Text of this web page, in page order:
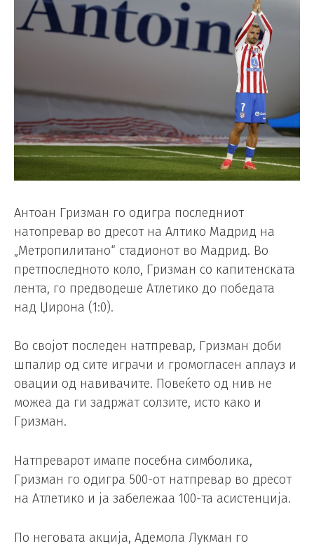
Антоан Гризман го одигра последниот
натопревар во дресот на Алтико Мадрид на
„Метропилитано“ стадионот во Мадрид. Во
претпоследното коло, Гризман со капитенската
лента, го предводеше Атлетико до победата
над Џирона (1:0).
Во својот последен натпревар, Гризман доби
шпалир од сите играчи и громогласен аплауз и
овации од навивачите. Повеќето од нив не
можеа да ги задржат солзите, исто како и
Гризман.
Натпреварот имапе посебна симболика,
Гризман го одигра 500-от натпревар во дресот
на Атлетико и ја забележаа 100-та асистенција.
По неговата акција, Адемола Лукман го